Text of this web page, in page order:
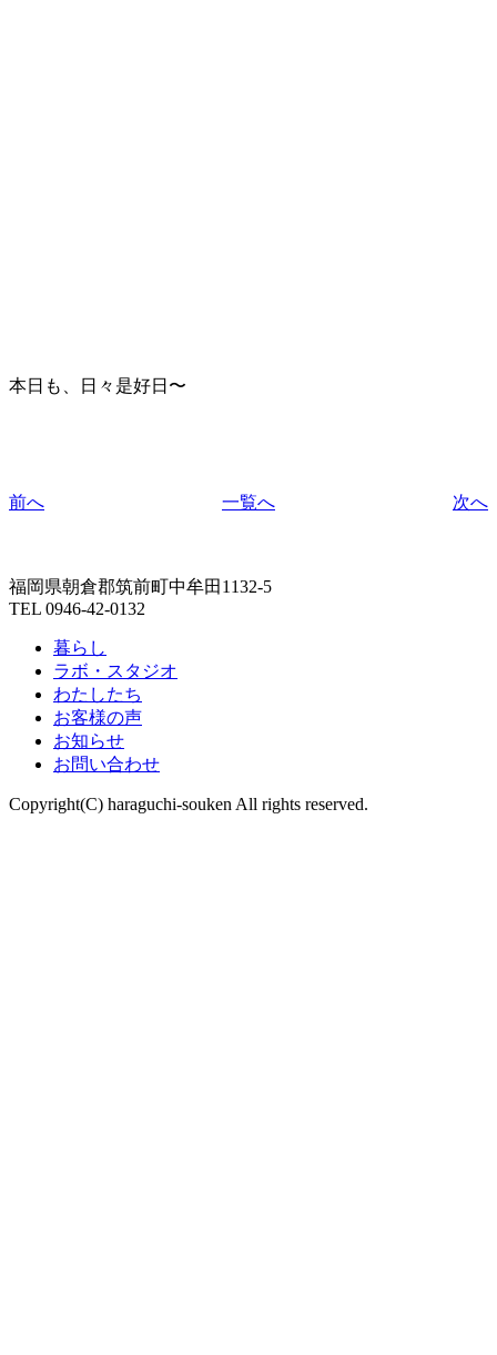
本日も、日々是好日〜
前へ 一覧へ 次へ
福岡県朝倉郡筑前町中牟田1132-5
TEL 0946-42-0132
暮らし
ラボ・スタジオ
わたしたち
お客様の声
お知らせ
お問い合わせ
Copyright(C) haraguchi-souken All rights reserved.